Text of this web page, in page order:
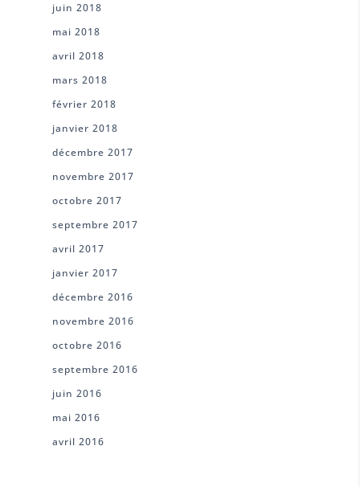
juin 2018
mai 2018
avril 2018
mars 2018
février 2018
janvier 2018
décembre 2017
novembre 2017
octobre 2017
septembre 2017
avril 2017
janvier 2017
décembre 2016
novembre 2016
octobre 2016
septembre 2016
juin 2016
mai 2016
avril 2016